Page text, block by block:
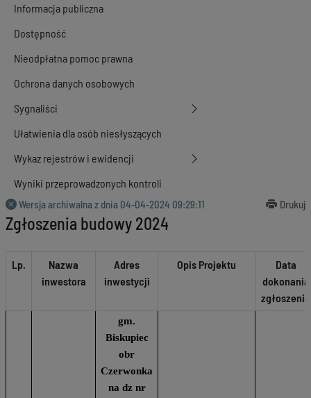
Informacja publiczna
Dostępność
Nieodpłatna pomoc prawna
Ochrona danych osobowych
Sygnaliści
Ułatwienia dla osób niesłyszących
Wykaz rejestrów i ewidencji
Wyniki przeprowadzonych kontroli
Wersja archiwalna z dnia 04-04-2024 09:29:11 Drukuj
Zgłoszenia budowy 2024
Lp.
Nazwa
inwestora
Adres
inwestycji
Opis Projektu
Data
dokonania
zgłoszenia
gm.
Biskupiec
obr
Czerwonka
na dz nr